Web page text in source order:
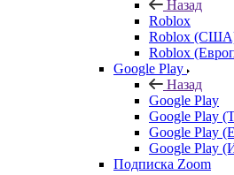
Назад
Roblox
Roblox
Roblox
Google Play
Назад
Google Play
Google Play
Google Play
Google Play
Подписка Zoom